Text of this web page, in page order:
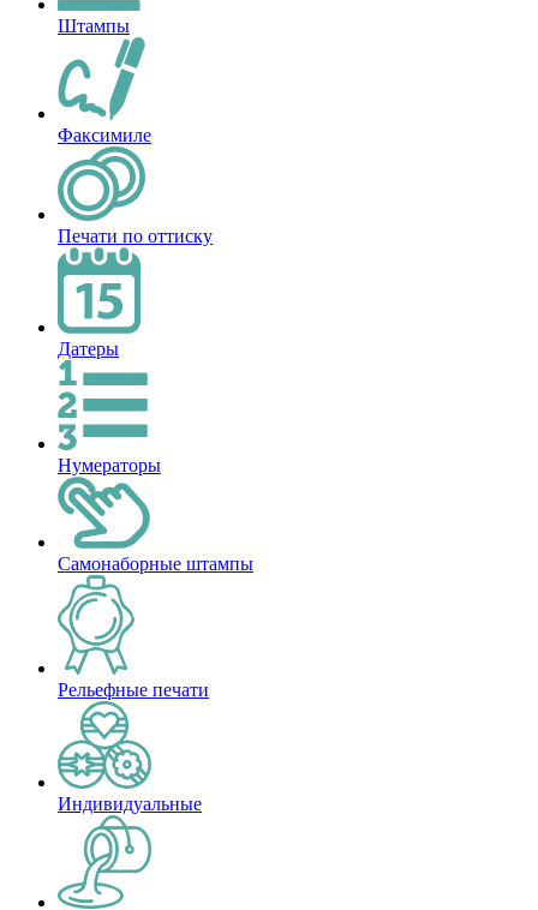
Штампы
Факсимиле
Печати по оттиску
Датеры
Нумераторы
Самонаборные штампы
Рельефные печати
Индивидуальные